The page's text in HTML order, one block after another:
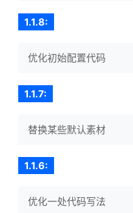
1.1.8:
优化初始配置代码
1.1.7:
替换某些默认素材
1.1.6:
优化一处代码写法